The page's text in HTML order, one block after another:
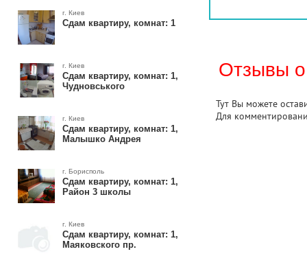
г. Киев
Сдам квартиру, комнат: 1
г. Киев
Сдам квартиру, комнат: 1,
Чудновського
г. Киев
Сдам квартиру, комнат: 1,
Малышко Андрея
г. Борисполь
Сдам квартиру, комнат: 1,
Район 3 школы
г. Киев
Сдам квартиру, комнат: 1,
Маяковского пр.
Отзывы о
Тут Вы можете
Для